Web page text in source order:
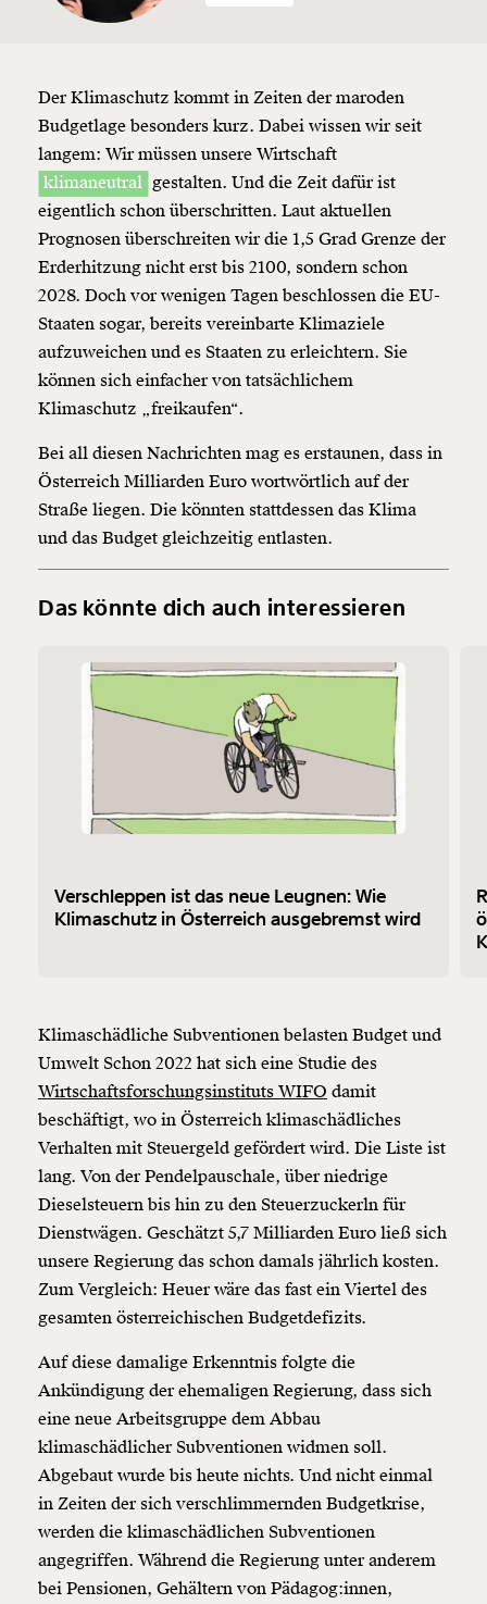
Der Klimaschutz kommt in Zeiten der maroden
Budgetlage besonders kurz. Dabei wissen wir seit
langem: Wir müssen unsere Wirtschaft
klimaneutral gestalten. Und die Zeit dafür ist
eigentlich schon überschritten. Laut aktuellen
Prognosen überschreiten wir die 1,5 Grad Grenze der
Erderhitzung nicht erst bis 2100, sondern schon
2028. Doch vor wenigen Tagen beschlossen die EU-
Staaten sogar, bereits vereinbarte Klimaziele
aufzuweichen und es Staaten zu erleichtern. Sie
können sich einfacher von tatsächlichem
Klimaschutz „freikaufen“.
Bei all diesen Nachrichten mag es erstaunen, dass in
Österreich Milliarden Euro wortwörtlich auf der
Straße liegen. Die könnten stattdessen das Klima
und das Budget gleichzeitig entlasten.
Das könnte dich auch interessieren
Verschleppen ist das neue Leugnen: Wie
Klimaschutz in Österreich ausgebremst wird
Klimaschädliche Subventionen belasten Budget und
Umwelt Schon 2022 hat sich eine Studie des
Wirtschaftsforschungsinstituts WIFO damit
beschäftigt, wo in Österreich klimaschädliches
Verhalten mit Steuergeld gefördert wird. Die Liste ist
lang. Von der Pendelpauschale, über niedrige
Dieselsteuern bis hin zu den Steuerzuckerln für
Dienstwägen. Geschätzt 5,7 Milliarden Euro ließ sich
unsere Regierung das schon damals jährlich kosten.
Zum Vergleich: Heuer wäre das fast ein Viertel des
gesamten österreichischen Budgetdefizits.
Auf diese damalige Erkenntnis folgte die
Ankündigung der ehemaligen Regierung, dass sich
eine neue Arbeitsgruppe dem Abbau
klimaschädlicher Subventionen widmen soll.
Abgebaut wurde bis heute nichts. Und nicht einmal
in Zeiten der sich verschlimmernden Budgetkrise,
werden die klimaschädlichen Subventionen
angegriffen. Während die Regierung unter anderem
bei Pensionen, Gehältern von Pädagog:innen,